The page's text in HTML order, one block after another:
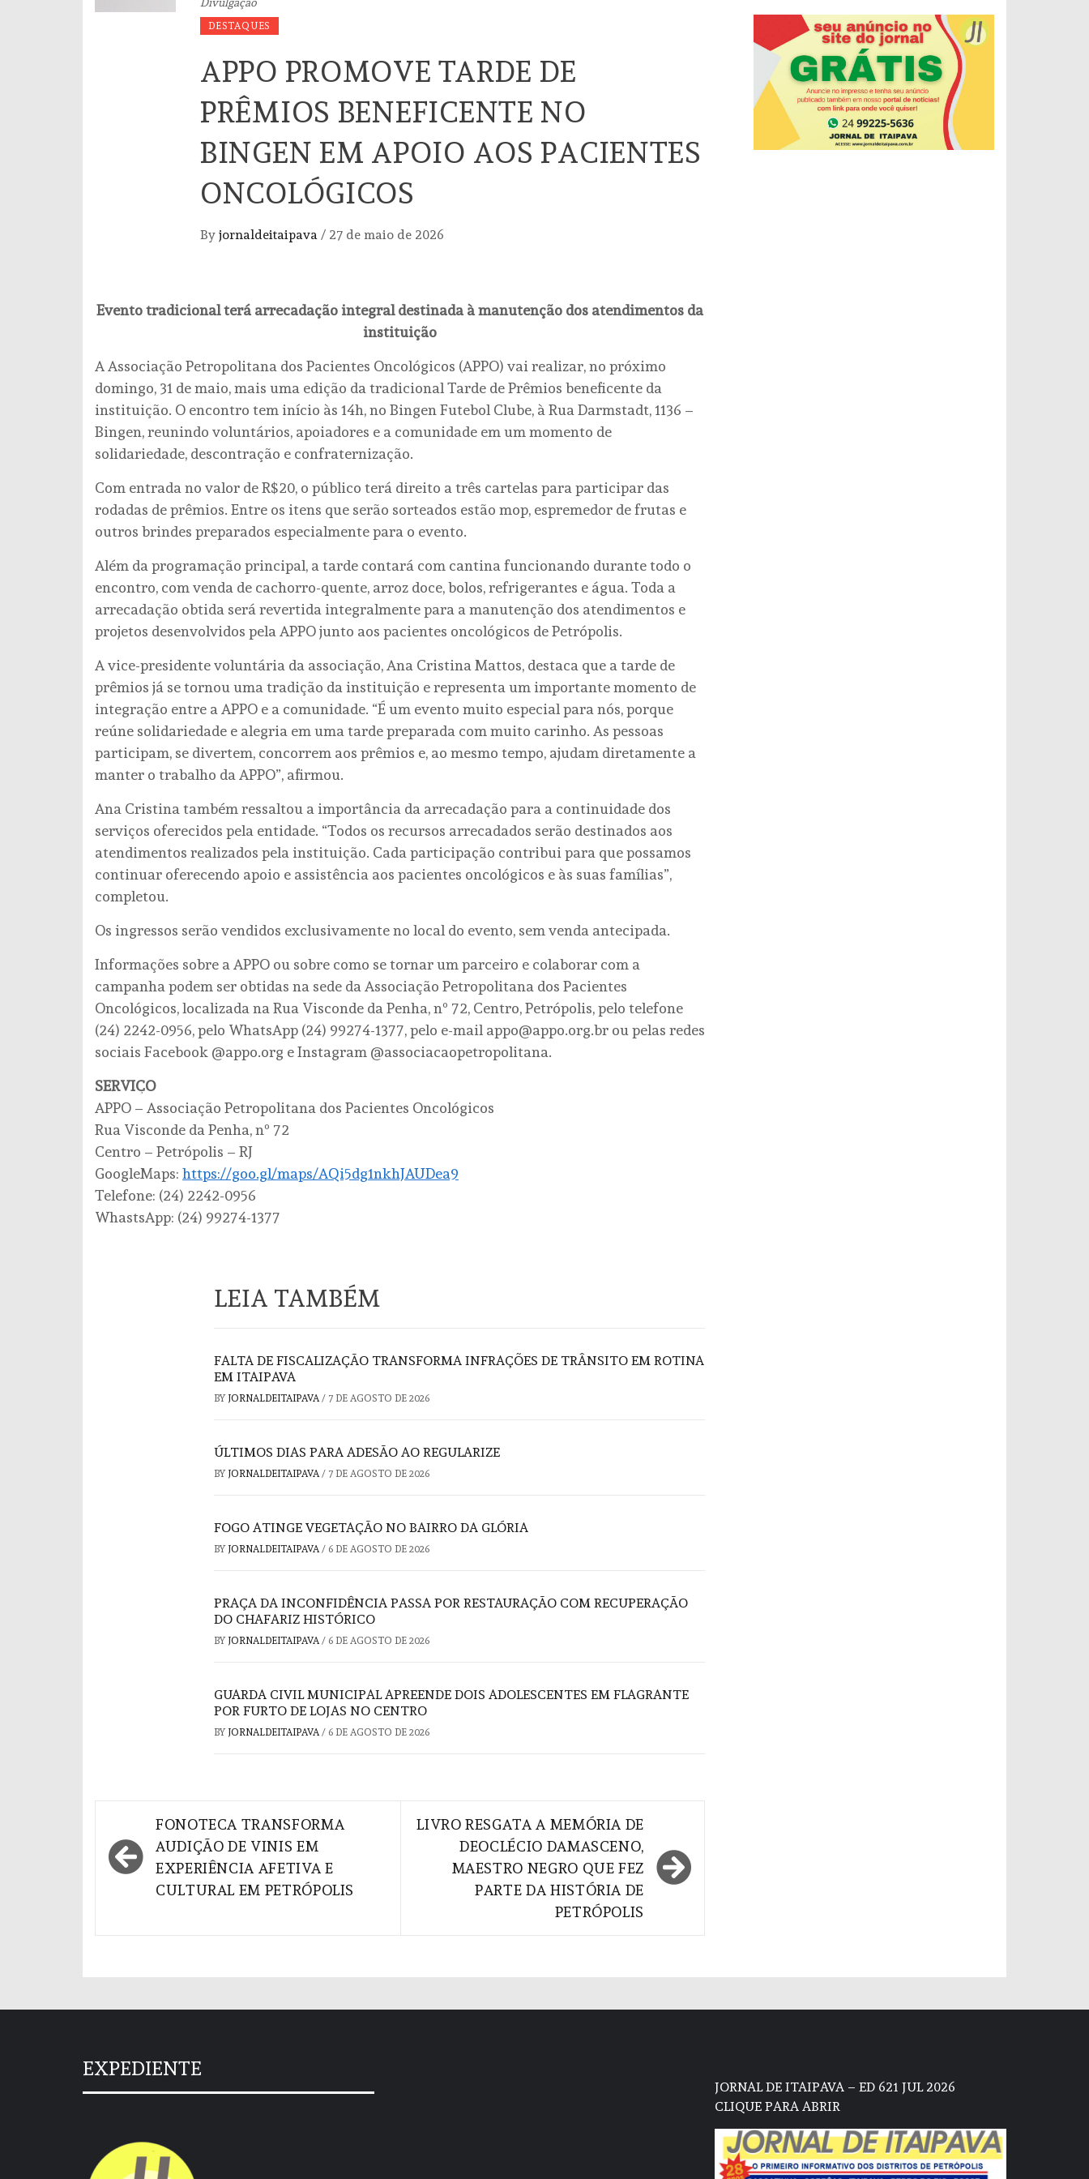
DESTAQUES
APPO PROMOVE TARDE DE
PRÊMIOS BENEFICENTE NO
BINGEN EM APOIO AOS PACIENTES
ONCOLÓGICOS
By jornaldeitaipava / 27 de maio de 2026
Evento tradicional terá arrecadação integral destinada à manutenção dos atendimentos da
instituição
A Associação Petropolitana dos Pacientes Oncológicos (APPO) vai realizar, no próximo
domingo, 31 de maio, mais uma edição da tradicional Tarde de Prêmios beneficente da
instituição. O encontro tem início às 14h, no Bingen Futebol Clube, à Rua Darmstadt, 1136 –
Bingen, reunindo voluntários, apoiadores e a comunidade em um momento de
solidariedade, descontração e confraternização.
Com entrada no valor de R$20, o público terá direito a três cartelas para participar das
rodadas de prêmios. Entre os itens que serão sorteados estão mop, espremedor de frutas e
outros brindes preparados especialmente para o evento.
Além da programação principal, a tarde contará com cantina funcionando durante todo o
encontro, com venda de cachorro-quente, arroz doce, bolos, refrigerantes e água. Toda a
arrecadação obtida será revertida integralmente para a manutenção dos atendimentos e
projetos desenvolvidos pela APPO junto aos pacientes oncológicos de Petrópolis.
A vice-presidente voluntária da associação, Ana Cristina Mattos, destaca que a tarde de
prêmios já se tornou uma tradição da instituição e representa um importante momento de
integração entre a APPO e a comunidade. “É um evento muito especial para nós, porque
reúne solidariedade e alegria em uma tarde preparada com muito carinho. As pessoas
participam, se divertem, concorrem aos prêmios e, ao mesmo tempo, ajudam diretamente a
manter o trabalho da APPO”, afirmou.
Ana Cristina também ressaltou a importância da arrecadação para a continuidade dos
serviços oferecidos pela entidade. “Todos os recursos arrecadados serão destinados aos
atendimentos realizados pela instituição. Cada participação contribui para que possamos
continuar oferecendo apoio e assistência aos pacientes oncológicos e às suas famílias”,
completou.
Os ingressos serão vendidos exclusivamente no local do evento, sem venda antecipada.
Informações sobre a APPO ou sobre como se tornar um parceiro e colaborar com a
campanha podem ser obtidas na sede da Associação Petropolitana dos Pacientes
Oncológicos, localizada na Rua Visconde da Penha, nº 72, Centro, Petrópolis, pelo telefone
(24) 2242-0956, pelo WhatsApp (24) 99274-1377, pelo e-mail appo@appo.org.br ou pelas redes
sociais Facebook @appo.org e Instagram @associacaopetropolitana.
SERVIÇO
APPO – Associação Petropolitana dos Pacientes Oncológicos
Rua Visconde da Penha, nº 72
Centro – Petrópolis – RJ
GoogleMaps: https://goo.gl/maps/AQi5dg1nkhJAUDea9
Telefone: (24) 2242-0956
WhastsApp: (24) 99274-1377
LEIA TAMBÉM
FALTA DE FISCALIZAÇÃO TRANSFORMA INFRAÇÕES DE TRÂNSITO EM ROTINA
EM ITAIPAVA
BY JORNALDEITAIPAVA / 7 DE AGOSTO DE 2026
ÚLTIMOS DIAS PARA ADESÃO AO REGULARIZE
BY JORNALDEITAIPAVA / 7 DE AGOSTO DE 2026
FOGO ATINGE VEGETAÇÃO NO BAIRRO DA GLÓRIA
BY JORNALDEITAIPAVA / 6 DE AGOSTO DE 2026
PRAÇA DA INCONFIDÊNCIA PASSA POR RESTAURAÇÃO COM RECUPERAÇÃO
DO CHAFARIZ HISTÓRICO
BY JORNALDEITAIPAVA / 6 DE AGOSTO DE 2026
GUARDA CIVIL MUNICIPAL APREENDE DOIS ADOLESCENTES EM FLAGRANTE
POR FURTO DE LOJAS NO CENTRO
BY JORNALDEITAIPAVA / 6 DE AGOSTO DE 2026
Navegação
de
Post
FONOTECA TRANSFORMA
AUDIÇÃO DE VINIS EM
EXPERIÊNCIA AFETIVA E
CULTURAL EM PETRÓPOLIS
LIVRO RESGATA A MEMÓRIA DE
DEOCLÉCIO DAMASCENO,
MAESTRO NEGRO QUE FEZ
PARTE DA HISTÓRIA DE
PETRÓPOLIS
EXPEDIENTE
JORNAL DE ITAIPAVA – ED 621 JUL 2026
CLIQUE PARA ABRIR